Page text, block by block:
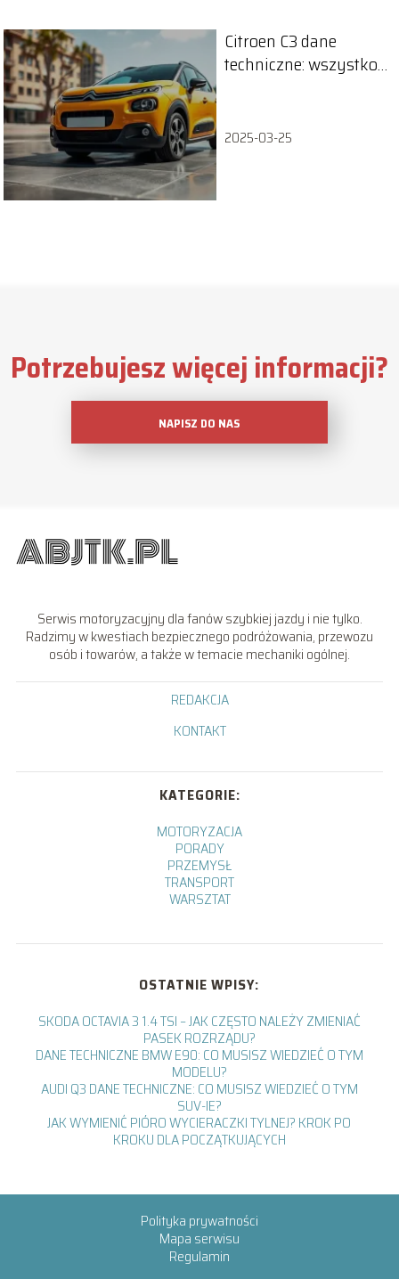
Citroen C3 dane
techniczne: wszystko,
2025-03-25
Potrzebujesz więcej informacji?
NAPISZ DO NAS
Serwis motoryzacyjny dla fanów szybkiej jazdy i nie tylko.
Radzimy w kwestiach bezpiecznego podróżowania, przewozu
osób i towarów, a także w temacie mechaniki ogólnej.
REDAKCJA
KONTAKT
KATEGORIE:
MOTORYZACJA
PORADY
PRZEMYSŁ
TRANSPORT
WARSZTAT
OSTATNIE WPISY:
SKODA OCTAVIA 3 1.4 TSI – JAK CZĘSTO NALEŻY ZMIENIAĆ
PASEK ROZRZĄDU?
DANE TECHNICZNE BMW E90: CO MUSISZ WIEDZIEĆ O TYM
MODELU?
AUDI Q3 DANE TECHNICZNE: CO MUSISZ WIEDZIEĆ O TYM
SUV-IE?
JAK WYMIENIĆ PIÓRO WYCIERACZKI TYLNEJ? KROK PO
KROKU DLA POCZĄTKUJĄCYCH
Polityka prywatności
Mapa serwisu
Regulamin